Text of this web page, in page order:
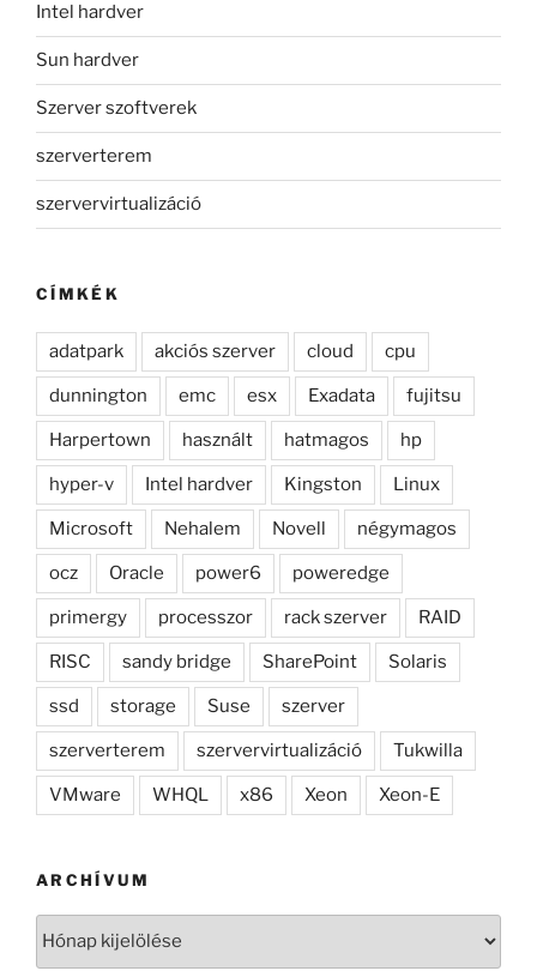
Intel hardver
Sun hardver
Szerver szoftverek
szerverterem
szervervirtualizáció
CÍMKÉK
adatpark akciós szerver cloud cpu
dunnington emc esx Exadata fujitsu
Harpertown használt hatmagos hp
hyper-v Intel hardver Kingston Linux
Microsoft Nehalem Novell négymagos
ocz Oracle power6 poweredge
primergy processzor rack szerver RAID
RISC sandy bridge SharePoint Solaris
ssd storage Suse szerver
szerverterem szervervirtualizáció Tukwilla
VMware WHQL x86 Xeon Xeon-E
ARCHÍVUM